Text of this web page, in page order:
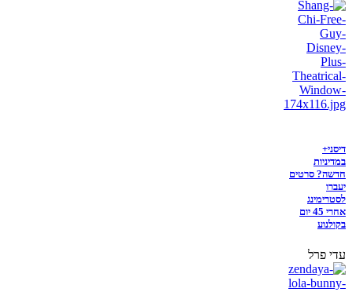
דיסני+
במדיניות
חדשה? סרטים
יעברו
לסטרימינג
אחרי 45 יום
בקולנוע
עדי פרל